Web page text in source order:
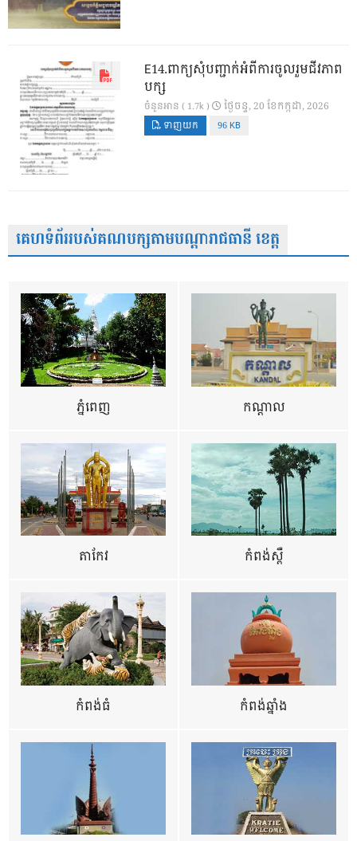
E14.ពាក្យសុំបញ្ជាក់អំពីការចូលរួមជីវភាព
បក្ស
ចំនួនអាន ( 1.7k ) ថ្ងៃ​ចន្ទ, 20 ខែ​កក្កដា, 2026
ទាញយក 96 KB
គេហទំព័ររបស់គណបក្សតាមបណ្តារាជធានី ខេត្ត
ភ្នំពេញ កណ្តាល
តាកែវ កំពង់ស្ពឺ
កំពង់ធំ កំពង់ឆ្នាំង